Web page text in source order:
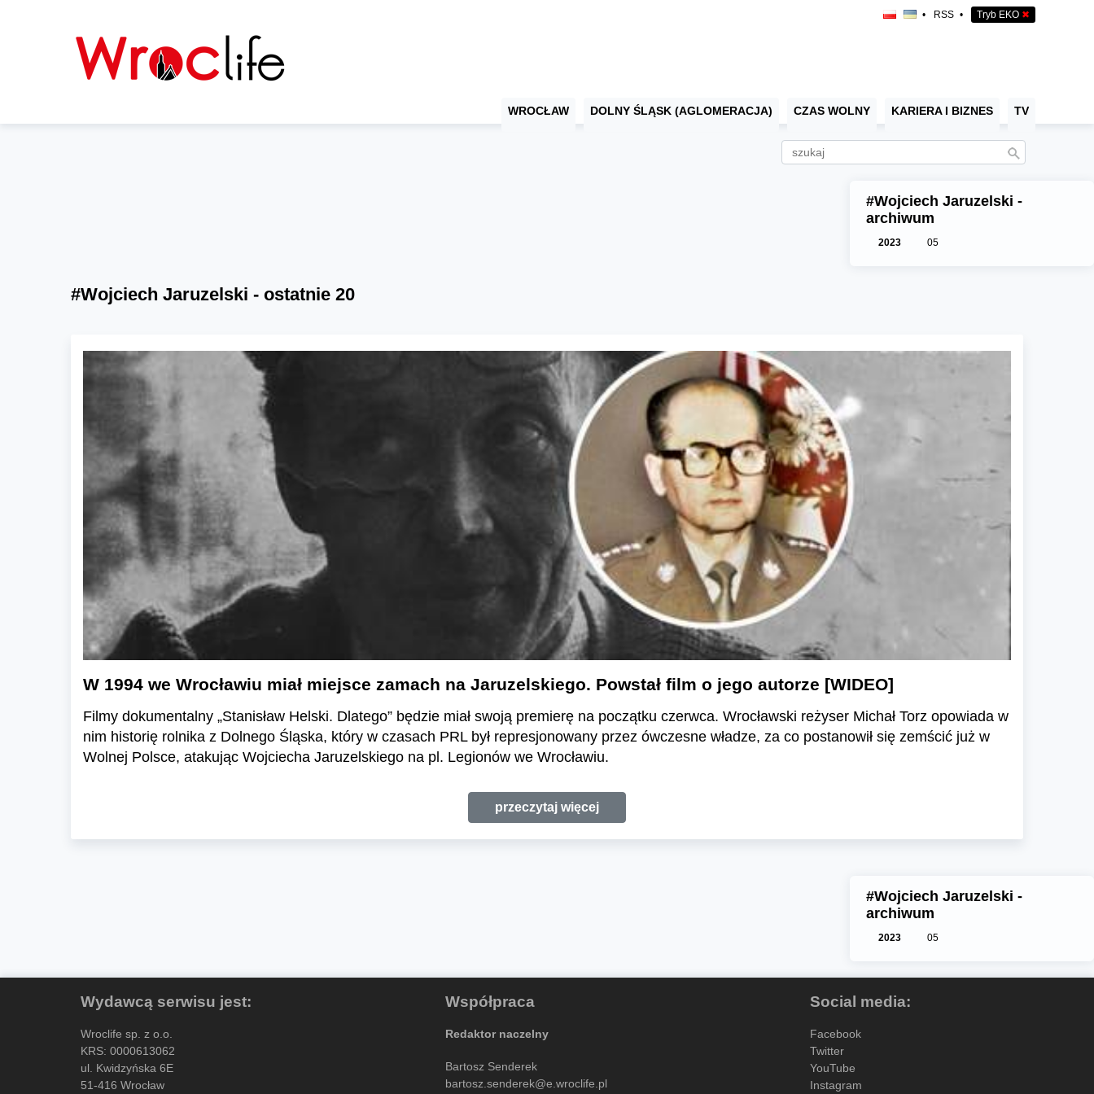
• RSS • Tryb EKO ✖
WROCŁAW DOLNY ŚLĄSK (AGLOMERACJA) CZAS WOLNY KARIERA I BIZNES TV
#Wojciech Jaruzelski -
archiwum
2023 05
#Wojciech Jaruzelski - ostatnie 20
W 1994 we Wrocławiu miał miejsce zamach na Jaruzelskiego. Powstał film o jego autorze [WIDEO]
Filmy dokumentalny „Stanisław Helski. Dlatego” będzie miał swoją premierę na początku czerwca. Wrocławski reżyser Michał Torz opowiada w
nim historię rolnika z Dolnego Śląska, który w czasach PRL był represjonowany przez ówczesne władze, za co postanowił się zemścić już w
Wolnej Polsce, atakując Wojciecha Jaruzelskiego na pl. Legionów we Wrocławiu.
przeczytaj więcej
#Wojciech Jaruzelski -
archiwum
2023 05
Wydawcą serwisu jest:
Wroclife sp. z o.o.
KRS: 0000613062
ul. Kwidzyńska 6E
51-416 Wrocław
Współpraca
Redaktor naczelny
Bartosz Senderek
bartosz.senderek@e.wroclife.pl
Social media:
Facebook
Twitter
YouTube
Instagram